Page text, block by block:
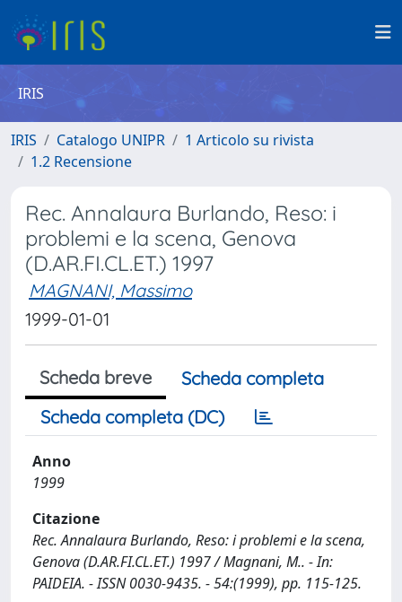
IRIS
IRIS Catalogo UNIPR
1 Articolo su rivista
1.2 Recensione
Rec. Annalaura Burlando, Reso: i
problemi e la scena, Genova
(D.AR.FI.CL.ET.) 1997
MAGNANI, Massimo
1999-01-01
Scheda breve
Scheda completa
Scheda completa (DC)
Anno
1999
Citazione
Rec. Annalaura Burlando, Reso: i problemi e la scena,
Genova (D.AR.FI.CL.ET.) 1997 / Magnani, M.. - In:
PAIDEIA. - ISSN 0030-9435. - 54:(1999), pp. 115-125.